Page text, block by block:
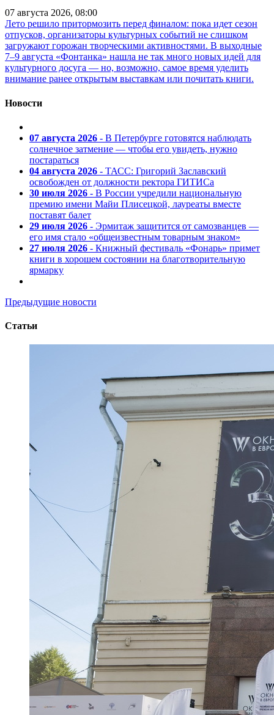
07 августа 2026, 08:00
Лето решило притормозить перед финалом: пока идет сезон
отпусков, организаторы культурных событий не слишком
загружают горожан творческими активностями. В выходные
7–9 августа «Фонтанка» нашла не так много новых идей для
культурного досуга — но, возможно, самое время уделить
внимание ранее открытым выставкам или почитать книги.
Новости
07 августа 2026 - В Петербурге готовятся наблюдать
солнечное затмение — чтобы его увидеть, нужно
постараться
04 августа 2026 - ТАСС: Григорий Заславский
освобожден от должности ректора ГИТИСа
30 июля 2026 - В России учредили национальную
премию имени Майи Плисецкой, лауреаты вместе
поставят балет
29 июля 2026 - Эрмитаж защитится от самозванцев —
его имя стало «общеизвестным товарным знаком»
27 июля 2026 - Книжный фестиваль «Фонарь» примет
книги в хорошем состоянии на благотворительную
ярмарку
Предыдущие новости
Статьи